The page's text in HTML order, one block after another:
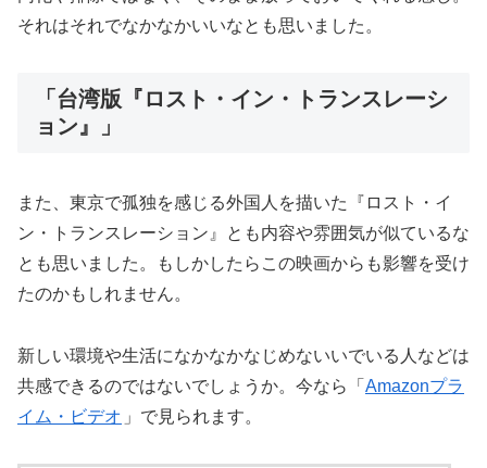
それはそれでなかなかいいなとも思いました。
「台湾版『ロスト・イン・トランスレーシ
ョン』」
また、東京で孤独を感じる外国人を描いた『ロスト・イ
ン・トランスレーション』とも内容や雰囲気が似ているな
とも思いました。もしかしたらこの映画からも影響を受け
たのかもしれません。
新しい環境や生活になかなかなじめないいでいる人などは
共感できるのではないでしょうか。今なら「 Amazonプラ
イム・ビデオ 」で見られます。